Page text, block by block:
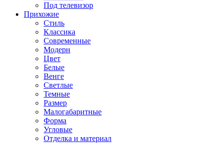
Под телевизор
Прихожие
Стиль
Классика
Современные
Модерн
Цвет
Белые
Венге
Светлые
Темные
Размер
Малогабаритные
Форма
Угловые
Отделка и материал